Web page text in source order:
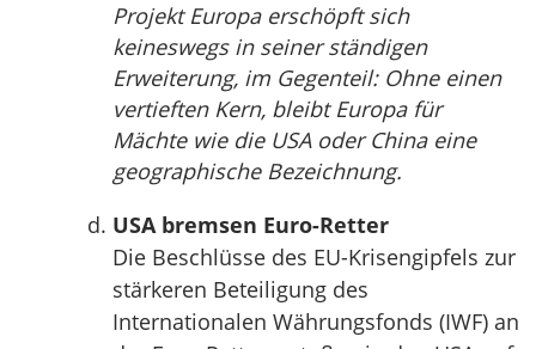
Projekt Europa erschöpft sich
keineswegs in seiner ständigen
Erweiterung, im Gegenteil: Ohne einen
vertieften Kern, bleibt Europa für
Mächte wie die USA oder China eine
geographische Bezeichnung.
USA bremsen Euro-Retter
Die Beschlüsse des EU-Krisengipfels zur
stärkeren Beteiligung des
Internationalen Währungsfonds (IWF) an